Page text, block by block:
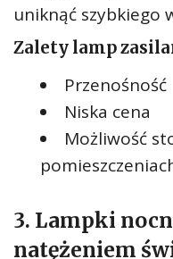
uniknąć szybkiego
Zalety lamp
Przenośność
Niska cena
Możliwość
3. Lampki
natężeniem